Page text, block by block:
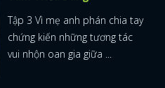
Tập 3 Vì mẹ anh phán chia tay
chứng kiến những tương tác
vui nhộn oan gia giữa ...